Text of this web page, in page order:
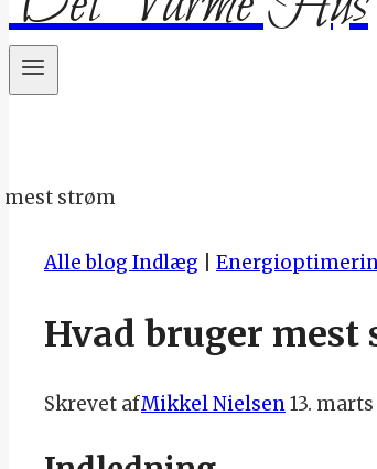
Alle blog Indlæg
Hvad bruger mest
Skrevet afMikkel Nielsen13.